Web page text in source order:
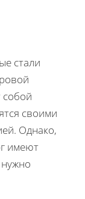
стали
собой
своими
Однако,
имеют